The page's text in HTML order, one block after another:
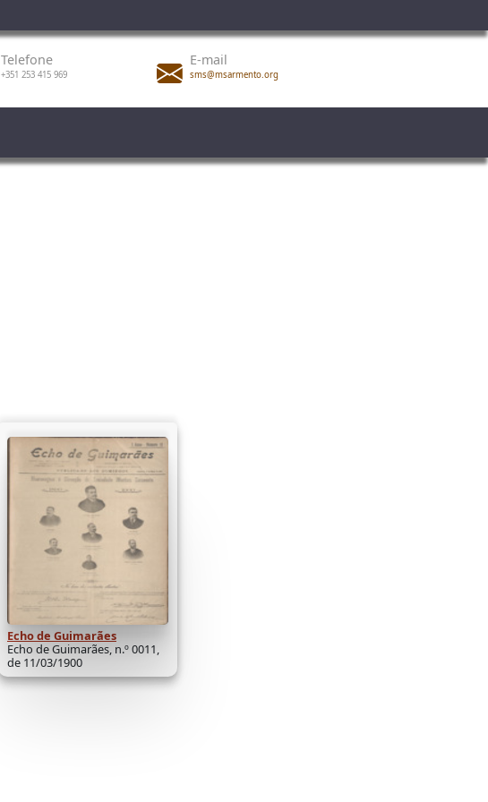
Telefone
+351 253 415 969
E-mail
sms@msarmento.org
Echo de Guimarães
Echo de Guimarães, n.º 0011,
de 11/03/1900